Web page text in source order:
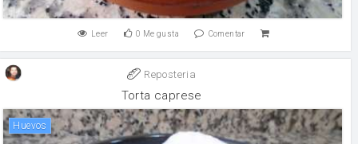
Leer 0 Me gusta Comentar
Reposteria
Torta caprese
huevos